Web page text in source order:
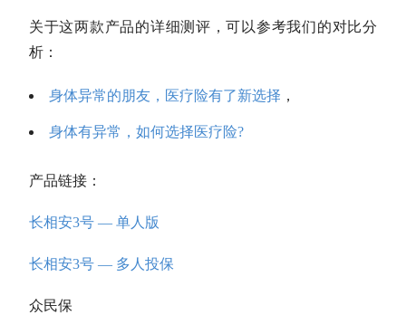
关于这两款产品的详细测评，可以参考我们的对比分
析：
身体异常的朋友，医疗险有了新选择 ，
身体有异常，如何选择医疗险?
产品链接：
长相安3号 — 单人版
长相安3号 — 多人投保
众民保